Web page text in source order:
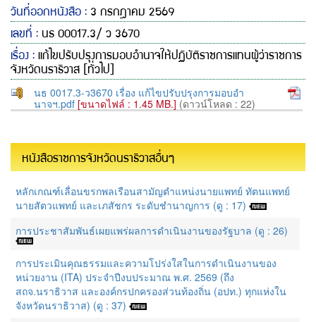
วันที่ออกหนังสือ :3 กรกฎาคม 2569
เลขที่ :นธ 00017.3/ ว 3670
เรื่อง :แก้ไขปรับปรุงการมอบอำนาจให้ปฏิบัติราชการแทนผู้ว่าราชการ
จังหวัดนราธิวาส [ทั่วไป]
นธ 0017.3-ว3670 เรื่อง แก้ไขปรับปรุงการมอบอำ
นาจฯ.pdf[ขนาดไฟล์ : 1.45 MB.] (ดาวน์โหลด : 22)
หนังสือราชการจังหวัดนราธิวาสอื่นๆ
หลักเกณฑ์เลื่อนขรกพลเรือนสามัญตำแหน่งนายแพทย์ ทัตนแพทย์
นายสัตวแพทย์ และเภสัชกร ระดับชำนาญการ (ดู : 17)
การประชาสัมพันธ์เผยแพร่ผลการดำเนินงานของรัฐบาล (ดู : 26)
การประเมินคุณธรรมและความโปร่งใสในการดำเนินงานของ
หน่วยงาน (ITA) ประจำปีงบประมาณ พ.ศ. 2569 (ถึง
สถจ.นราธิวาส และองค์กรปกครองส่วนท้องถิ่น (อปท.) ทุกแห่งใน
จังหวัดนราธิวาส) (ดู : 37)